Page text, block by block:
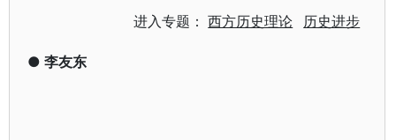
进入专题：西方历史理论 历史进步
● 李友东